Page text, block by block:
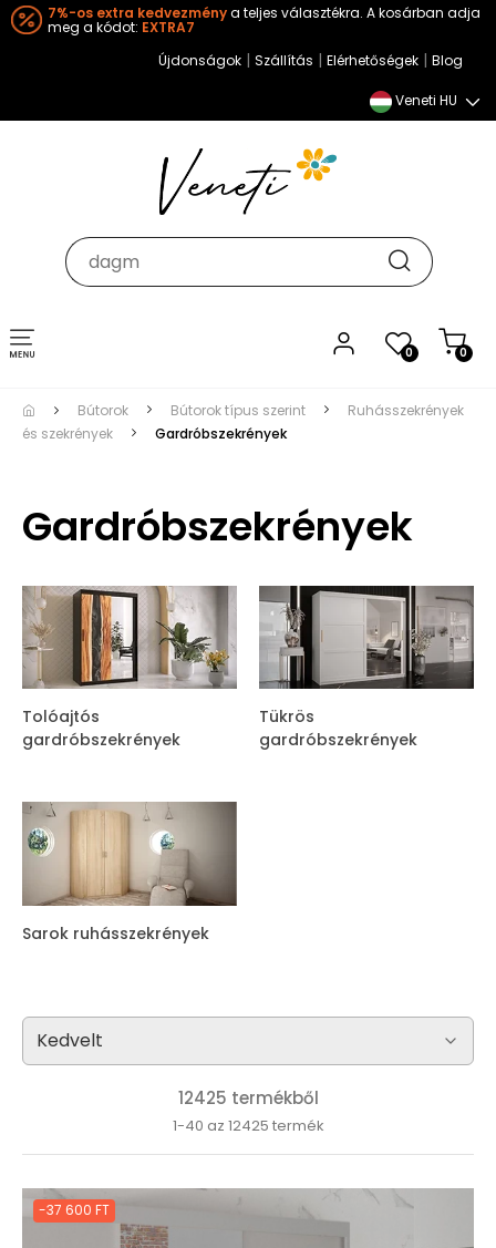
7%-os extra kedvezménya teljes választékra. A kosárban adja
meg a kódot: EXTRA7
Újdonságok | Szállítás | Elérhetőségek | Blog
Veneti HU
0 0
Toggle
navigation
Bútorok Bútorok típus szerint
Ruhásszekrények
és szekrények
Gardróbszekrények
Gardróbszekrények
Tolóajtós
gardróbszekrények
Tükrös
gardróbszekrények
Sarok ruhásszekrények
12425 termékből
1-40 az 12425 termék
-37 600 FT